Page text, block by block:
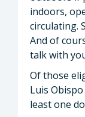
indoors,
circulating.
And of
talk with
Of those
Luis
least one